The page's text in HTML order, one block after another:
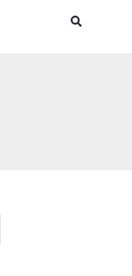
Buscar